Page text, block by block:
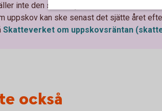
inte den som säljer en fritidsbostad.
uppskov kan ske senast det sjätte året
Skatteverket om uppskovsräntan
också